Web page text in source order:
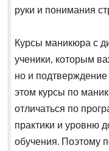
руки и понимания
Курсы маникюра с
ученики, которым
но и
этом курсы по
отличаться по
практики и уровню
обучения. Поэтому